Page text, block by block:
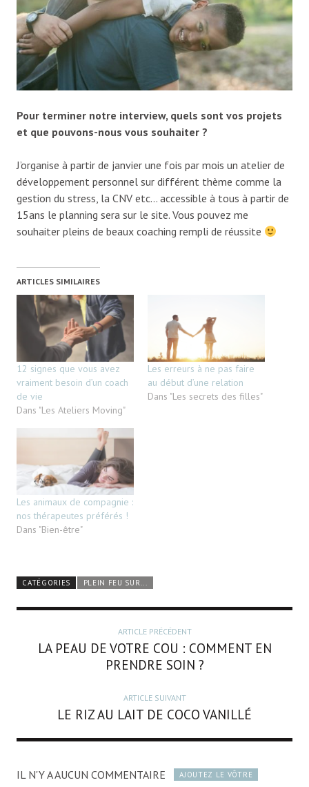
Pour terminer notre interview, quels sont vos projets
et que pouvons-nous vous souhaiter ?
J’organise à partir de janvier une fois par mois un atelier de
développement personnel sur différent thème comme la
gestion du stress, la CNV etc… accessible à tous à partir de
15ans le planning sera sur le site. Vous pouvez me
souhaiter pleins de beaux coaching rempli de réussite
ARTICLES SIMILAIRES
12 signes que vous avez
vraiment besoin d’un coach
de vie
Dans "Les Ateliers Moving"
Les erreurs à ne pas faire
au début d’une relation
Dans "Les secrets des filles"
Les animaux de compagnie :
nos thérapeutes préférés !
Dans "Bien-être"
CATÉGORIES PLEIN FEU SUR...
ARTICLE PRÉCÉDENT
LA PEAU DE VOTRE COU : COMMENT EN
PRENDRE SOIN ?
ARTICLE SUIVANT
LE RIZ AU LAIT DE COCO VANILLÉ
IL N'Y A AUCUN COMMENTAIRE AJOUTEZ LE VÔTRE